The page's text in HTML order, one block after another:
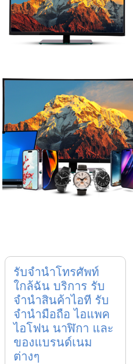
รับจำนำโทรศัพท์
ใกล้ฉัน บริการ รับ
จำนำสินค้าไอที รับ
จำนำมือถือ ไอแพค
ไอโฟน นาฬิกา และ
ของแบรนด์เนม
ต่างๆ